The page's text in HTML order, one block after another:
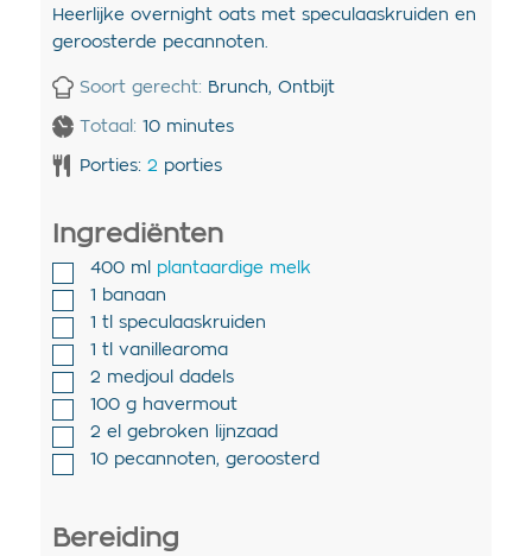
Heerlijke overnight oats met speculaaskruiden en
geroosterde pecannoten.
Soort gerecht: Brunch, Ontbijt
Totaal: 10 minutes
Porties: 2 porties
Ingrediënten
400 ml
plantaardige melk
1
banaan
1 tl speculaaskruiden
1 tl vanillearoma
2 medjoul dadels
100 g havermout
2 el
gebroken lijnzaad
10 pecannoten, geroosterd
Bereiding